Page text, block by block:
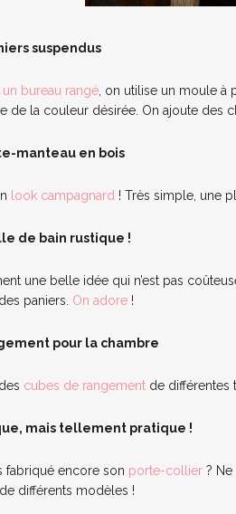
suspendus
un bureau rangé , on utilise un moule
de la couleur désirée. On ajoute des
manteau en bois
look campagnard ! Très simple, une
de bain rustique !
une belle idée qui n’est pas
paniers. On adore !
pour la chambre
cubes de rangement de différentes
mais tellement pratique !
fabriqué encore son porte-collier ?
différents modèles !